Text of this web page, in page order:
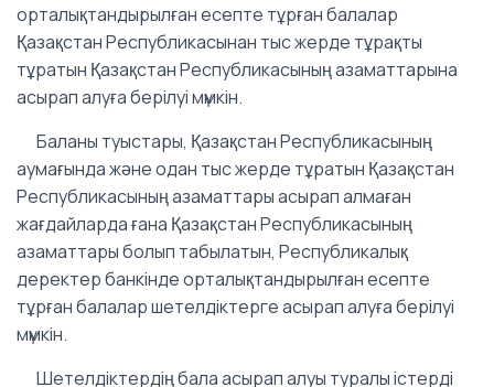
орталықтандырылған есепте тұрған балалар
Қазақстан Республикасынан тыс жерде тұрақты
тұратын Қазақстан Республикасының азаматтарына
асырап алуға берілуі мүмкін.
Баланы туыстары, Қазақстан Республикасының
аумағында және одан тыс жерде тұратын Қазақстан
Республикасының азаматтары асырап алмаған
жағдайларда ғана Қазақстан Республикасының
азаматтары болып табылатын, Республикалық
деректер банкінде орталықтандырылған есепте
тұрған балалар шетелдіктерге асырап алуға берілуі
мүмкін.
Шетелдіктердің бала асырап алуы туралы істерді